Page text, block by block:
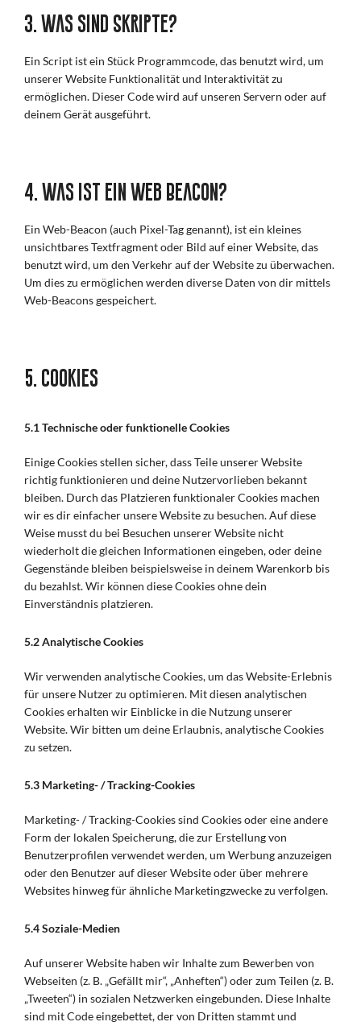
3. Was sind Skripte?
Ein Script ist ein Stück Programmcode, das benutzt wird, um
unserer Website Funktionalität und Interaktivität zu
ermöglichen. Dieser Code wird auf unseren Servern oder auf
deinem Gerät ausgeführt.
4. Was ist ein Web Beacon?
Ein Web-Beacon (auch Pixel-Tag genannt), ist ein kleines
unsichtbares Textfragment oder Bild auf einer Website, das
benutzt wird, um den Verkehr auf der Website zu überwachen.
Um dies zu ermöglichen werden diverse Daten von dir mittels
Web-Beacons gespeichert.
5. Cookies
5.1 Technische oder funktionelle Cookies
Einige Cookies stellen sicher, dass Teile unserer Website
richtig funktionieren und deine Nutzervorlieben bekannt
bleiben. Durch das Platzieren funktionaler Cookies machen
wir es dir einfacher unsere Website zu besuchen. Auf diese
Weise musst du bei Besuchen unserer Website nicht
wiederholt die gleichen Informationen eingeben, oder deine
Gegenstände bleiben beispielsweise in deinem Warenkorb bis
du bezahlst. Wir können diese Cookies ohne dein
Einverständnis platzieren.
5.2 Analytische Cookies
Wir verwenden analytische Cookies, um das Website-Erlebnis
für unsere Nutzer zu optimieren. Mit diesen analytischen
Cookies erhalten wir Einblicke in die Nutzung unserer
Website. Wir bitten um deine Erlaubnis, analytische Cookies
zu setzen.
5.3 Marketing- / Tracking-Cookies
Marketing- / Tracking-Cookies sind Cookies oder eine andere
Form der lokalen Speicherung, die zur Erstellung von
Benutzerprofilen verwendet werden, um Werbung anzuzeigen
oder den Benutzer auf dieser Website oder über mehrere
Websites hinweg für ähnliche Marketingzwecke zu verfolgen.
5.4 Soziale-Medien
Auf unserer Website haben wir Inhalte zum Bewerben von
Webseiten (z. B. „Gefällt mir“, „Anheften“) oder zum Teilen (z. B.
„Tweeten“) in sozialen Netzwerken eingebunden. Diese Inhalte
sind mit Code eingebettet, der von Dritten stammt und